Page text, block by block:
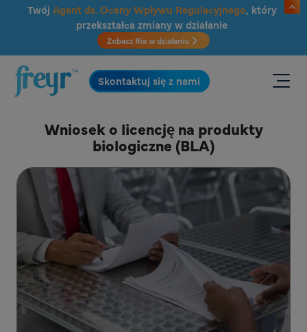
Przejdź do głównej treści
Twój Agent ds. Oceny Wpływu Regulacyjnego, który
przekształca zmiany w działanie
Zobacz Ria w działaniu
.
Skontaktuj się z nami
Wniosek o licencję na produkty
biologiczne (BLA)